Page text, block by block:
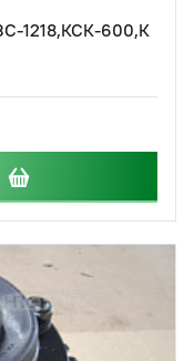
1218,КСК-600,К